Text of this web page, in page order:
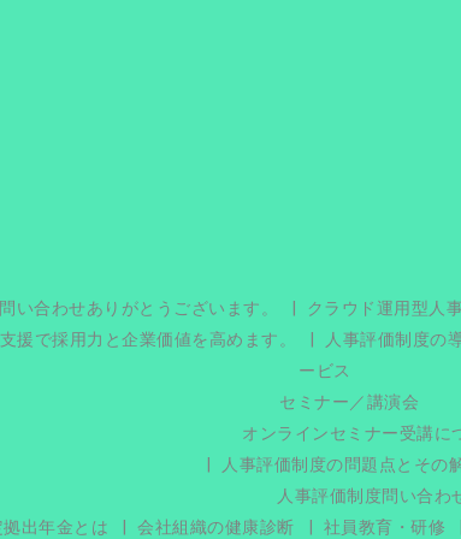
い合わせありがとうございます。 クラウド運用型人
援で採用力と企業価値を高めます。 人事評価制度の
ービス
セミナー／講演会
オンラインセミナー受講に
人事評価制度の問題点とその
人事評価制度問い合わ
出年金とは
会社組織の健康診断 社員教育・研修